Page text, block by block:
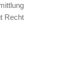
Recht